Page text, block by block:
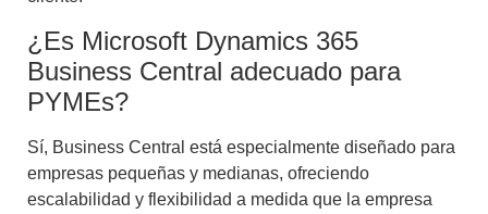
¿Es Microsoft Dynamics 365
Business Central adecuado para
PYMEs?
Sí, Business Central está especialmente diseñado para
empresas pequeñas y medianas, ofreciendo
escalabilidad y flexibilidad a medida que la empresa